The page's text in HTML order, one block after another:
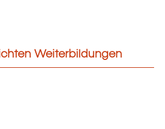
Weiterbildungen